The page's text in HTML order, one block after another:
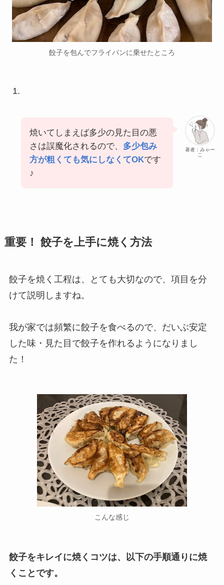
餃子を包んでフライパンに乗せたところ
著者：みゃー
こ
焼いてしまえば多少の見た目の悪
さは誤魔化されるので、 多少包み
方が粗くても気にしなくてOKです
♪
重要！ 餃子を上手に焼く方法
餃子を焼く工程は、とても大切なので、項目を分
けて説明しますね。
我が家では頻繁に餃子を食べるので、だいぶ安定
した味・見た目で餃子を作れるようになりまし
た！
こんな感じ
餃子をキレイに焼くコツは、以下の手順通りに焼
くことです。